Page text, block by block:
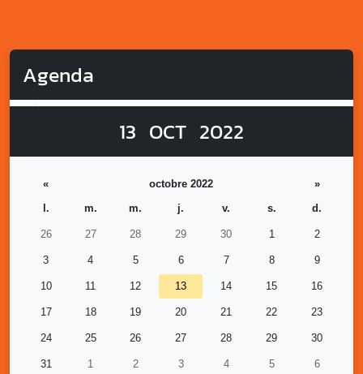
Agenda
13 OCT 2022
« octobre 2022
»
l.
m. m. j. v. s. d.
26 27 28 29 30 1 2
3 4 5 6 7 8 9
10 11 12 13 14 15 16
17 18 19 20 21 22 23
24 25 26 27 28 29 30
31 1 2 3 4 5 6